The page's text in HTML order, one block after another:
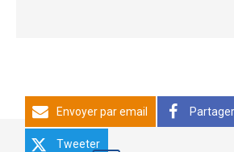
Envoyer par email Partager
Tweeter